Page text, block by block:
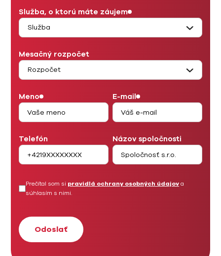
Služba, o ktorú máte záujem
Mesačný rozpočet
Meno E-mail
Telefón Názov spoločnosti
Prečítal som si pravidlá ochrany osobných údajova
súhlasím s nimi.